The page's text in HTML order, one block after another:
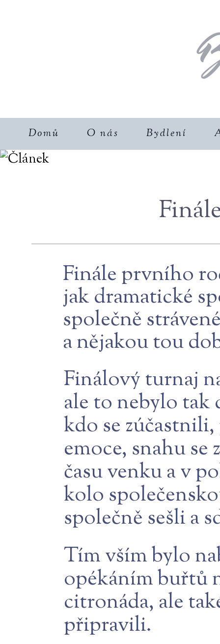
Domů O nás Bydlení
Finále prvního
jak dramatické
společně
a nějakou tou
Finálový turnaj
ale to nebylo
kdo se
emoce, snahu
času venku a v
kolo
společně sešli a
Tím vším bylo
opékáním buřtů
citronáda, ale
připravili.